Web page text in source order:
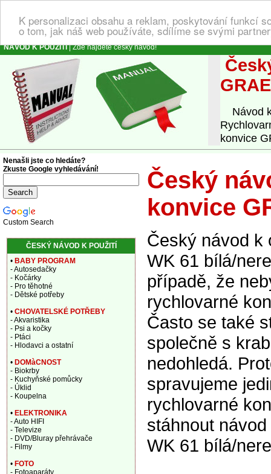
K personalizaci obsahu a reklam, poskytování funkcí
o tom, jak náš web používáte, sdílíme se svými
NÁVOD K POUŽITÍ| Zde najdete český návod!
Návod k
konvice
Český
konvice
Český návod k
WK 61 bílá/
případě, že
rychlovarné
Často se také
společně s
nedohledá.
spravujeme
rychlovarné
stáhnout
WK 61 bílá/
Nenašli jste co hledáte?
Zkuste Google vyhledávání!
Custom Search
ČESKÝ NÁVOD K POUŽITÍ
• BABY PROGRAM
- Autosedačky
- Kočárky
- Pro těhotné
- Dětské potřeby
• CHOVATELSKÉ POTŘEBY
- Akvaristika
- Psi a kočky
- Ptáci
- Hlodavci a ostatní
• DOMàCNOST
- Biokrby
- Kuchyňské pomůcky
- Úklid
- Koupelna
• ELEKTRONIKA
- Auto HIFI
- Televize
- DVD/Bluray přehrávače
- Filmy
• FOTO
- Fotoaparáty